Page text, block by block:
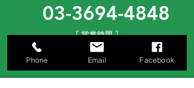
03-3694-4848
［ 営業時間 ］
月曜日～土曜日（8:00～17:00）
お気軽にご連絡下さいませ。
Phone Email Facebook